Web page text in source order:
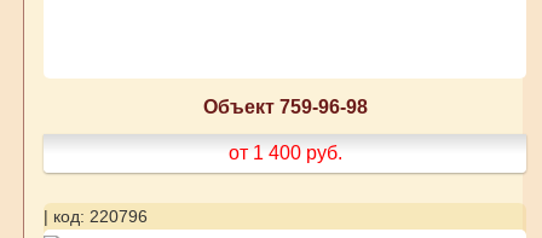
Объект 759-96-98
от 1 400 руб.
| код: 220796